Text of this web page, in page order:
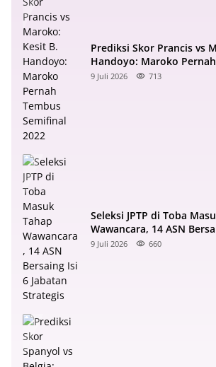
Prediksi Skor Prancis vs
Handoyo: Maroko
Semifinal 2022
9 Juli 2026 713
Seleksi JPTP di Toba
Wawancara, 14 ASN
Strategis
9 Juli 2026 660